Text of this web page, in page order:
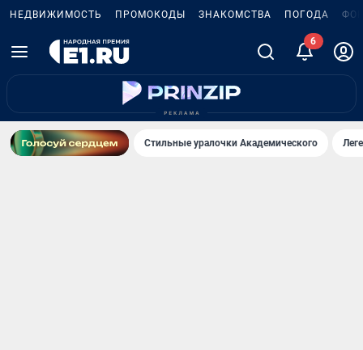
НЕДВИЖИМОСТЬ ПРОМОКОДЫ ЗНАКОМСТВА ПОГОДА
Стильные уралочки Академического